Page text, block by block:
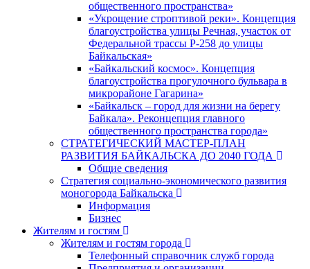
общественного пространства»
«Укрощение строптивой реки». Концепция
благоустройства улицы Речная, участок от
Федеральной трассы Р-258 до улицы
Байкальская»
«Байкальский космос». Концепция
благоустройства прогулочного бульвара в
микрорайоне Гагарина»
«Байкальск – город для жизни на берегу
Байкала». Реконцепция главного
общественного пространства города»
СТРАТЕГИЧЕСКИЙ МАСТЕР-ПЛАН
РАЗВИТИЯ БАЙКАЛЬСКА ДО 2040 ГОДА
Общие сведения
Стратегия социально-экономического развития
моногорода Байкальска
Информация
Бизнес
Жителям и гостям
Жителям и гостям города
Телефонный справочник служб города